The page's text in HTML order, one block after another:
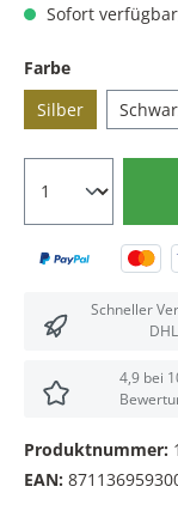
Sofort
Farbe
Silber
Schneller
DHL
4,9 bei
Produktnummer:
EAN: